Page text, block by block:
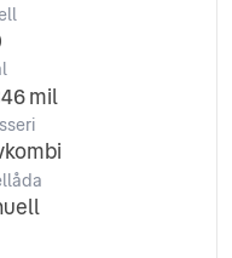
mil